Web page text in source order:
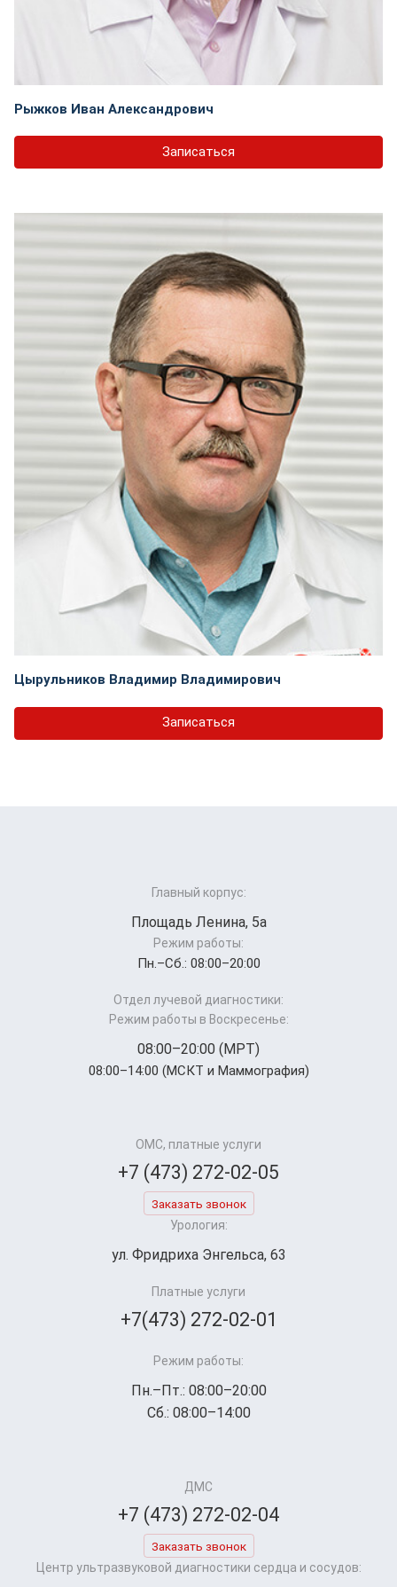
Рыжков Иван Александрович
Записаться
Цырульников Владимир Владимирович
Записаться
Главный корпус:
Площадь Ленина, 5а
Режим работы:
Пн.–Cб.: 08:00–20:00
Отдел лучевой диагностики:
Режим работы в Воскресенье:
08:00–20:00 (МРТ)
08:00–14:00 (МСКТ и Маммография)
ОМС, платные услуги
+7 (473) 272-02-05
Заказать звонок
Урология:
ул. Фридриха Энгельса, 63
Платные услуги
+7(473) 272-02-01
Режим работы:
Пн.–Пт.: 08:00–20:00
Сб.: 08:00–14:00
ДМС
+7 (473) 272-02-04
Заказать звонок
Центр ультразвуковой диагностики сердца и сосудов: